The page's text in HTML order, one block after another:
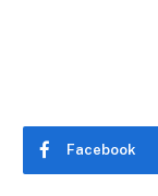
Facebook